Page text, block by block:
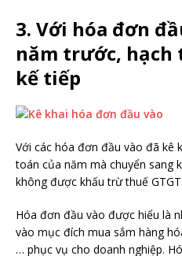
3. Với hóa đơn
năm trước, hạch
kế tiếp
Với các hóa đơn đầu vào đã kê
toán của năm mà chuyển sang
không được khấu trừ thuế
Hóa đơn đầu vào được hiểu là
vào mục đích mua sắm hàng
… phục vụ cho doanh nghiệp.